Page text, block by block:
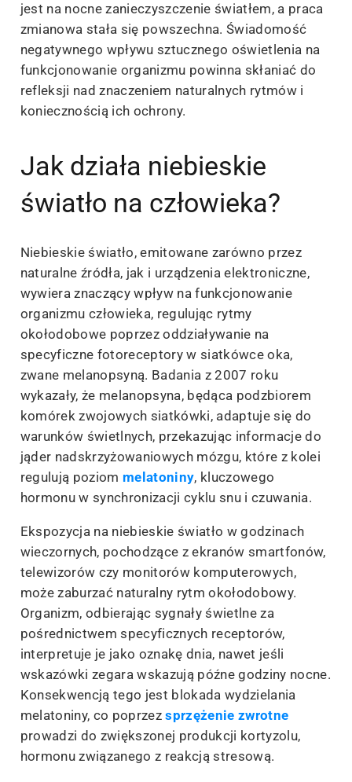
jest na nocne zanieczyszczenie światłem, a praca
zmianowa stała się powszechna. Świadomość
negatywnego wpływu sztucznego oświetlenia na
funkcjonowanie organizmu powinna skłaniać do
refleksji nad znaczeniem naturalnych rytmów i
koniecznością ich ochrony.
Jak działa niebieskie
światło na człowieka?
Niebieskie światło, emitowane zarówno przez
naturalne źródła, jak i urządzenia elektroniczne,
wywiera znaczący wpływ na funkcjonowanie
organizmu człowieka, regulując rytmy
okołodobowe poprzez oddziaływanie na
specyficzne fotoreceptory w siatkówce oka,
zwane melanopsyną. Badania z 2007 roku
wykazały, że melanopsyna, będąca podzbiorem
komórek zwojowych siatkówki, adaptuje się do
warunków świetlnych, przekazując informacje do
jąder nadskrzyżowaniowych mózgu, które z kolei
regulują poziom melatoniny, kluczowego
hormonu w synchronizacji cyklu snu i czuwania.
Ekspozycja na niebieskie światło w godzinach
wieczornych, pochodzące z ekranów smartfonów,
telewizorów czy monitorów komputerowych,
może zaburzać naturalny rytm okołodobowy.
Organizm, odbierając sygnały świetlne za
pośrednictwem specyficznych receptorów,
interpretuje je jako oznakę dnia, nawet jeśli
wskazówki zegara wskazują późne godziny nocne.
Konsekwencją tego jest blokada wydzielania
melatoniny, co poprzezsprzężenie zwrotne
prowadzi do zwiększonej produkcji kortyzolu,
hormonu związanego z reakcją stresową.